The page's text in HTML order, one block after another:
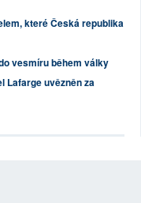
které Česká republika
vesmíru během války
Lafarge uvězněn za